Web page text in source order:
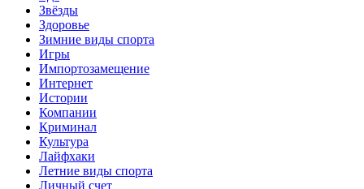
Звёзды
Здоровье
Зимние виды спорта
Игры
Импортозамещение
Интернет
Истории
Компании
Криминал
Культура
Лайфхаки
Летние виды спорта
Личный счет